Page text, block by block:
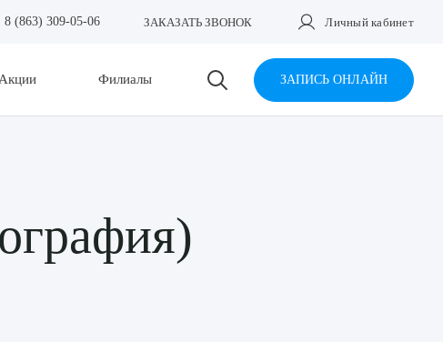
8 (863) 309-05-06 ЗАКАЗАТЬ ЗВОНОК Личный кабинет
Акции Филиалы ЗАПИСЬ ОНЛАЙН